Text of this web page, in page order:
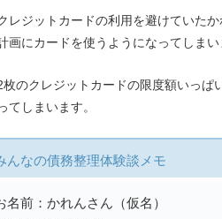
レジットカードの利用を避けていた
画にカードを使うようになってしまい
枚のクレジットカードの限度額いっぱ
てしまいます。
んなの債務整理体験談メモ
名前：かれんさん（仮名）